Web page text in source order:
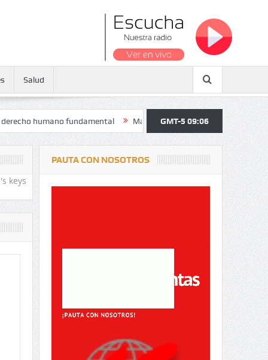
Salud
fundamental Maratón atendió a más de 38.000 jóvenes y
GMT-5 09:06
keys
PAUTA CON NOSOTROS